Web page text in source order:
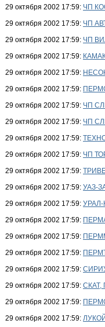
29 октября 2002 17:59: ЧП
29 октября 2002 17:59: ЧП
29 октября 2002 17:59: ЧП
29 октября 2002 17:59:
29 октября 2002 17:59:
29 октября 2002 17:59:
29 октября 2002 17:59: ЧП
29 октября 2002 17:59: ЧП
29 октября 2002 17:59:
29 октября 2002 17:59: ЧП
29 октября 2002 17:59:
29 октября 2002 17:59: УАЗ-
29 октября 2002 17:59:
29 октября 2002 17:59:
29 октября 2002 17:59:
29 октября 2002 17:59:
29 октября 2002 17:59:
29 октября 2002 17:59:
29 октября 2002 17:59:
29 октября 2002 17:59: